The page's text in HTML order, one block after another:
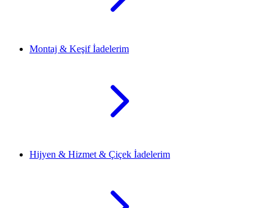
Montaj & Keşif İadelerim
Hijyen & Hizmet & Çiçek İadelerim